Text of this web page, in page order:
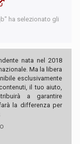
ha selezionato gli
nata nel 2018
Ma la libera
esclusivamente
il tuo aiuto,
a garantire
la differenza per